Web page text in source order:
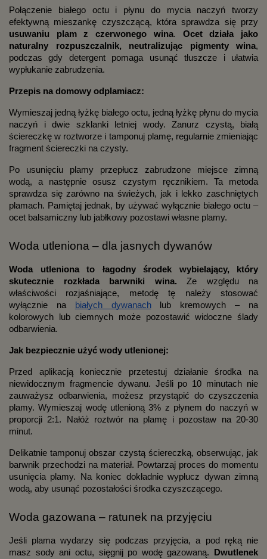
Połączenie białego octu i płynu do mycia naczyń tworzy
efektywną mieszankę czyszczącą, która sprawdza się przy
usuwaniu plam z czerwonego wina. Ocet działa jako
naturalny rozpuszczalnik, neutralizując pigmenty wina,
podczas gdy detergent pomaga usunąć tłuszcze i ułatwia
wypłukanie zabrudzenia.
Przepis na domowy odplamiacz:
Wymieszaj jedną łyżkę białego octu, jedną łyżkę płynu do mycia
naczyń i dwie szklanki letniej wody. Zanurz czystą, białą
ściereczkę w roztworze i tamponuj plamę, regularnie zmieniając
fragment ściereczki na czysty.
Po usunięciu plamy przepłucz zabrudzone miejsce zimną
wodą, a następnie osusz czystym ręcznikiem. Ta metoda
sprawdza się zarówno na świeżych, jak i lekko zaschniętych
plamach. Pamiętaj jednak, by używać wyłącznie białego octu –
ocet balsamiczny lub jabłkowy pozostawi własne plamy.
Woda utleniona – dla jasnych dywanów
Woda utleniona to łagodny środek wybielający, który
skutecznie rozkłada barwniki wina. Ze względu na
właściwości rozjaśniające, metodę tę należy stosować
wyłącznie na
białych dywanachlub kremowych – na
kolorowych lub ciemnych może pozostawić widoczne ślady
odbarwienia.
Jak bezpiecznie użyć wody utlenionej:
Przed aplikacją koniecznie przetestuj działanie środka na
niewidocznym fragmencie dywanu. Jeśli po 10 minutach nie
zauważysz odbarwienia, możesz przystąpić do czyszczenia
plamy. Wymieszaj wodę utlenioną 3% z płynem do naczyń w
proporcji 2:1. Nałóż roztwór na plamę i pozostaw na 20-30
minut.
Delikatnie tamponuj obszar czystą ściereczką, obserwując, jak
barwnik przechodzi na materiał. Powtarzaj proces do momentu
usunięcia plamy. Na koniec dokładnie wypłucz dywan zimną
wodą, aby usunąć pozostałości środka czyszczącego.
Woda gazowana – ratunek na przyjęciu
Jeśli plama wydarzy się podczas przyjęcia, a pod ręką nie
masz sody ani octu, sięgnij po wodę gazowaną.
Dwutlenek